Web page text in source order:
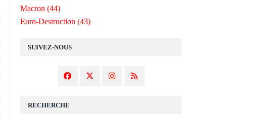
SUIVEZ-NOUS
RECHERCHE
Macron (44)
Euro-Destruction (43)